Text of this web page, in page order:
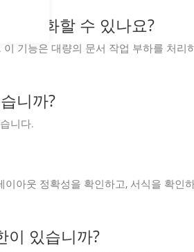
자동화할 수 있나요?
기능은 대량의 문서 작업 부하를 처리
니까?
니다.
아웃 정확성을 확인하고, 서식을 확인
이 있습니까?